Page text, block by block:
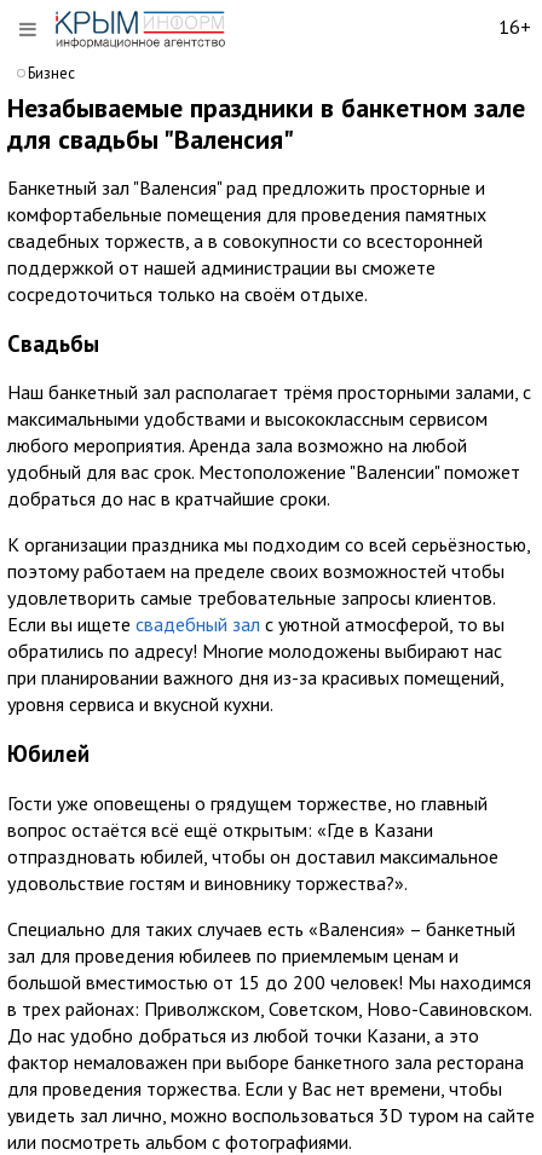
16+
Бизнес
Незабываемые праздники в банкетном зале
для свадьбы "Валенсия"
Банкетный зал "Валенсия" рад предложить просторные и
комфортабельные помещения для проведения памятных
свадебных торжеств, а в совокупности со всесторонней
поддержкой от нашей администрации вы сможете
сосредоточиться только на своём отдыхе.
Свадьбы
Наш банкетный зал располагает трёмя просторными залами, с
максимальными удобствами и высококлассным сервисом
любого мероприятия. Аренда зала возможно на любой
удобный для вас срок. Местоположение "Валенсии" поможет
добраться до нас в кратчайшие сроки.
К организации праздника мы подходим со всей серьёзностью,
поэтому работаем на пределе своих возможностей чтобы
удовлетворить самые требовательные запросы клиентов.
Если вы ищете свадебный зал с уютной атмосферой, то вы
обратились по адресу! Многие молодожены выбирают нас
при планировании важного дня из-за красивых помещений,
уровня сервиса и вкусной кухни.
Юбилей
Гости уже оповещены о грядущем торжестве, но главный
вопрос остаётся всё ещё открытым: «Где в Казани
отпраздновать юбилей, чтобы он доставил максимальное
удовольствие гостям и виновнику торжества?».
Специально для таких случаев есть «Валенсия» – банкетный
зал для проведения юбилеев по приемлемым ценам и
большой вместимостью от 15 до 200 человек! Мы находимся
в трех районах: Приволжском, Советском, Ново-Савиновском.
До нас удобно добраться из любой точки Казани, а это
фактор немаловажен при выборе банкетного зала ресторана
для проведения торжества. Если у Вас нет времени, чтобы
увидеть зал лично, можно воспользоваться 3D туром на сайте
или посмотреть альбом с фотографиями.